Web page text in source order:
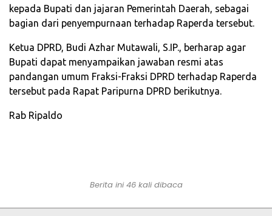
kepada Bupati dan jajaran Pemerintah Daerah, sebagai
bagian dari penyempurnaan terhadap Raperda tersebut.
Ketua DPRD, Budi Azhar Mutawali, S.IP., berharap agar
Bupati dapat menyampaikan jawaban resmi atas
pandangan umum Fraksi-Fraksi DPRD terhadap Raperda
tersebut pada Rapat Paripurna DPRD berikutnya.
Rab Ripaldo
Berita ini 46 kali dibaca